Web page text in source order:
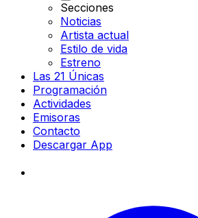
Secciones
Noticias
Artista actual
Estilo de vida
Estreno
Las 21 Únicas
Programación
Actividades
Emisoras
Contacto
Descargar App